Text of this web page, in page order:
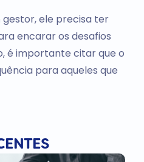
ele precisa ter
encarar os desafios
é importante citar que o
para aqueles que